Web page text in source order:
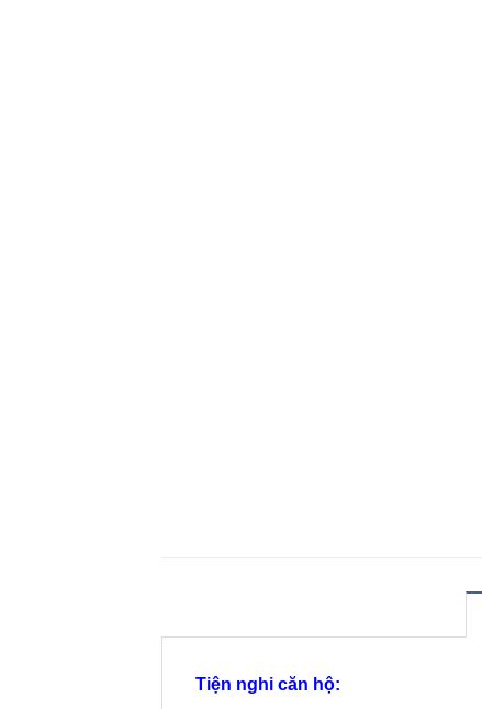
Tiện nghi căn hộ: